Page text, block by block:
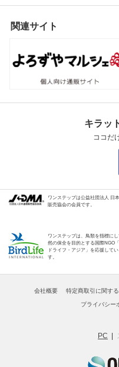
関連サイト
キラッ
ココだ
ワンステップは公益社団法人 日
販売協会の会員です。
ワンステップは、鳥類を指標にし
然の保全を目的とする国際NGO
ドライフ・アジア」を応援してい
す。
会社概要 特定商取引に関す
プライバシー
PC